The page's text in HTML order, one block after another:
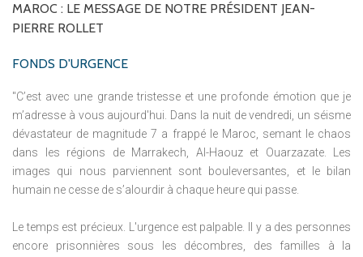
MAROC : LE MESSAGE DE NOTRE PRÉSIDENT JEAN-
PIERRE ROLLET
FONDS D'URGENCE
"C’est avec une grande tristesse et une profonde émotion que je
m’adresse à vous aujourd'hui. Dans la nuit de vendredi, un séisme
dévastateur de magnitude 7 a frappé le Maroc, semant le chaos
dans les régions de Marrakech, Al-Haouz et Ouarzazate. Les
images qui nous parviennent sont bouleversantes, et le bilan
humain ne cesse de s’alourdir à chaque heure qui passe.
Le temps est précieux. L'urgence est palpable. Il y a des personnes
encore prisonnières sous les décombres, des familles à la